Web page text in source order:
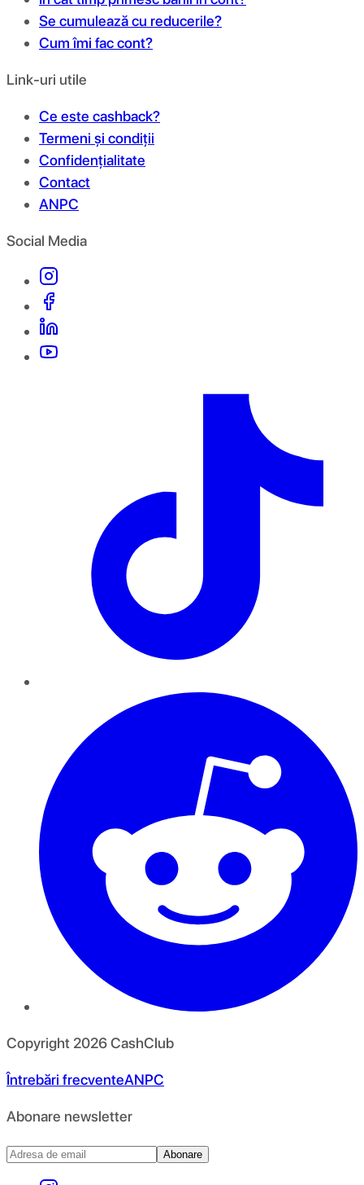
Se cumulează cu reducerile?
Cum îmi fac cont?
Link-uri utile
Ce este cashback?
Termeni și condiții
Confidențialitate
Contact
ANPC
Social Media
Copyright 2026CashClub
Întrebări frecventeANPC
Abonare newsletter
Abonare